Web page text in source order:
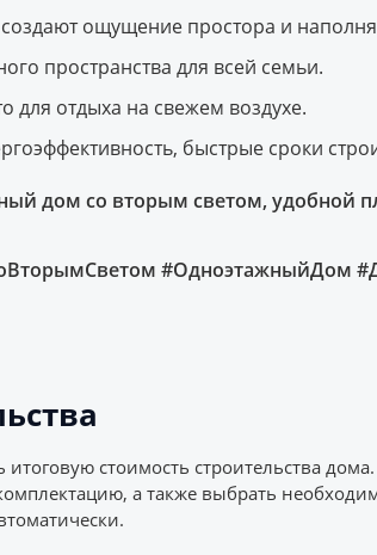
ощущение простора и
пространства для всей семьи.
для отдыха на свежем воздухе.
быстрые сроки
дом со вторым светом, удобной
#ОдноэтажныйДом
стоимость строительства
а также выбрать